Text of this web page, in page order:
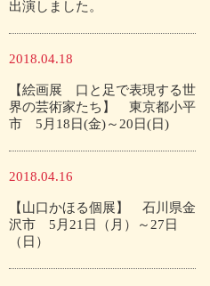
出演しました。
2018.04.18
【絵画展 口と足で表現する世
界の芸術家たち】 東京都小平
市 5月18日(金)～20日(日)
2018.04.16
【山口かほる個展】 石川県金
沢市 5月21日（月）～27日
（日）